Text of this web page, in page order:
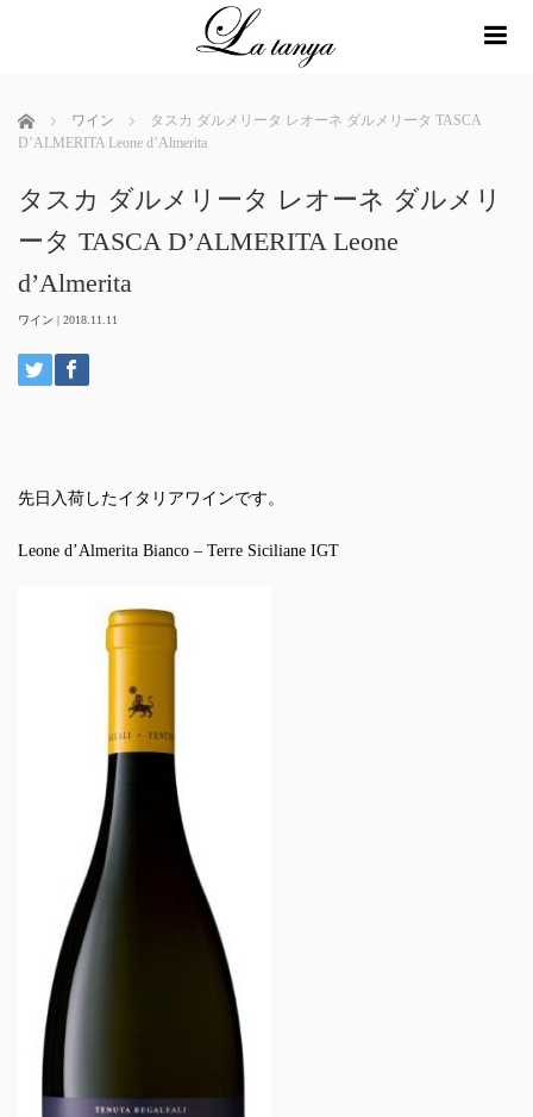
ホーム ワイン
タスカ ダルメリータ レオーネ ダルメリータ TASCA
D’ALMERITA Leone d’Almerita
タスカ ダルメリータ レオーネ ダルメリ
ータ TASCA D’ALMERITA Leone
d’Almerita
ワイン | 2018.11.11
先日入荷したイタリアワインです。
Leone d’Almerita Bianco – Terre Siciliane IGT